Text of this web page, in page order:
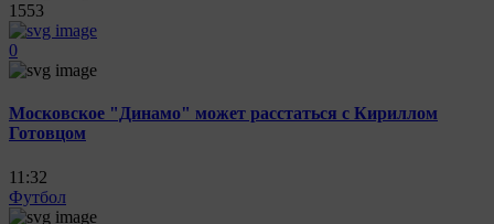
1553
0
Московское "Динамо" может расстаться с Кириллом
Готовцом
11:32
Футбол